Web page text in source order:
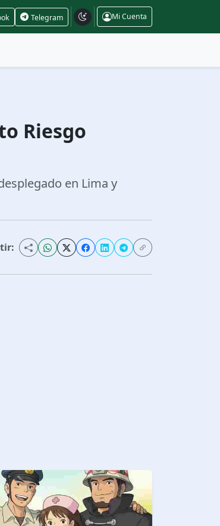
Telegram Mi Cuenta
Riesgo
en Lima y